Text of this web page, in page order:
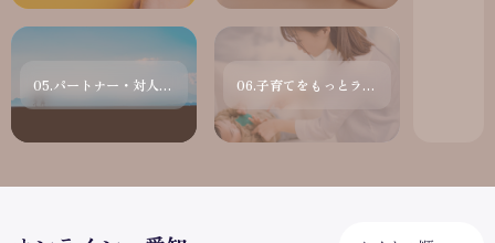
05.パートナー・対人関係の悩み 06.子育てをもっとラクに